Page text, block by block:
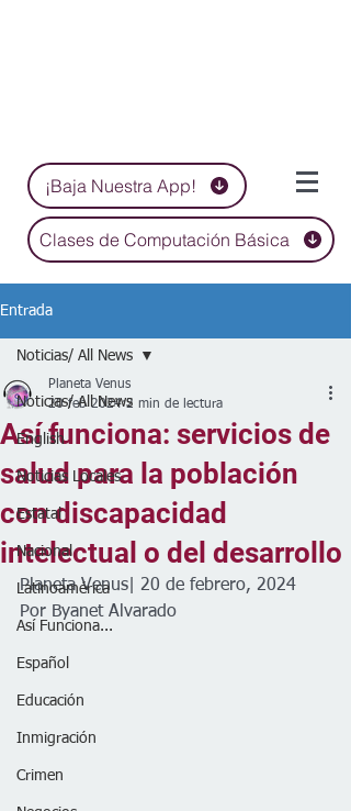
¡Baja Nuestra App!
Clases de Computación Básica
Entrada
Noticias/ All News
English
Noticias Locales
Estatal
Nacional
Latinoamérica
Así Funciona...
Español
Educación
Inmigración
Crimen
Noticias/ All News
Así funciona: servicios de
salud para la población
con discapacidad
intelectual o del desarrollo
Planeta Venus
20 feb 2024 2 min de lectura
Planeta Venus| 20 de febrero, 2024
Por Byanet Alvarado